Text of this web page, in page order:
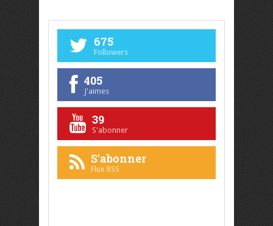
675
Followers
405
J'aimes
39
S'abonner
S'abonner
Flux RSS